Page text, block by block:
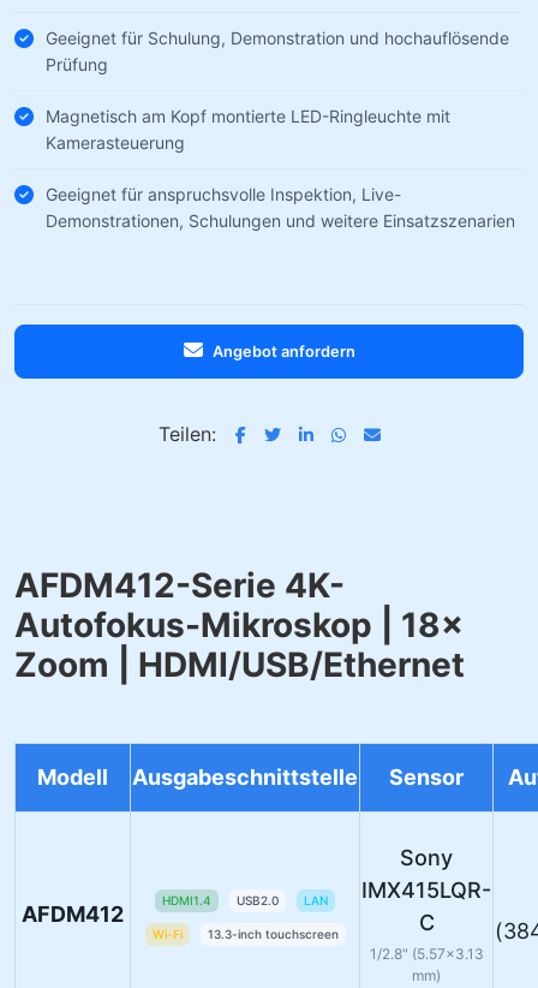
Geeignet für Schulung, Demonstration und hochauflösende
Prüfung
Magnetisch am Kopf montierte LED-Ringleuchte mit
Kamerasteuerung
Geeignet für anspruchsvolle Inspektion, Live-
Demonstrationen, Schulungen und weitere Einsatzszenarien
Angebot anfordern
Teilen:
AFDM412-Serie 4K-
Autofokus-Mikroskop | 18×
Zoom | HDMI/USB/Ethernet
Modell Ausgabeschnittstelle Sensor
AFDM412
HDMI1.4 USB2.0 LAN
Wi-Fi 13.3-inch touchscreen
Sony
IMX415LQR-
C
1/2.8" (5.57×3.13
mm)